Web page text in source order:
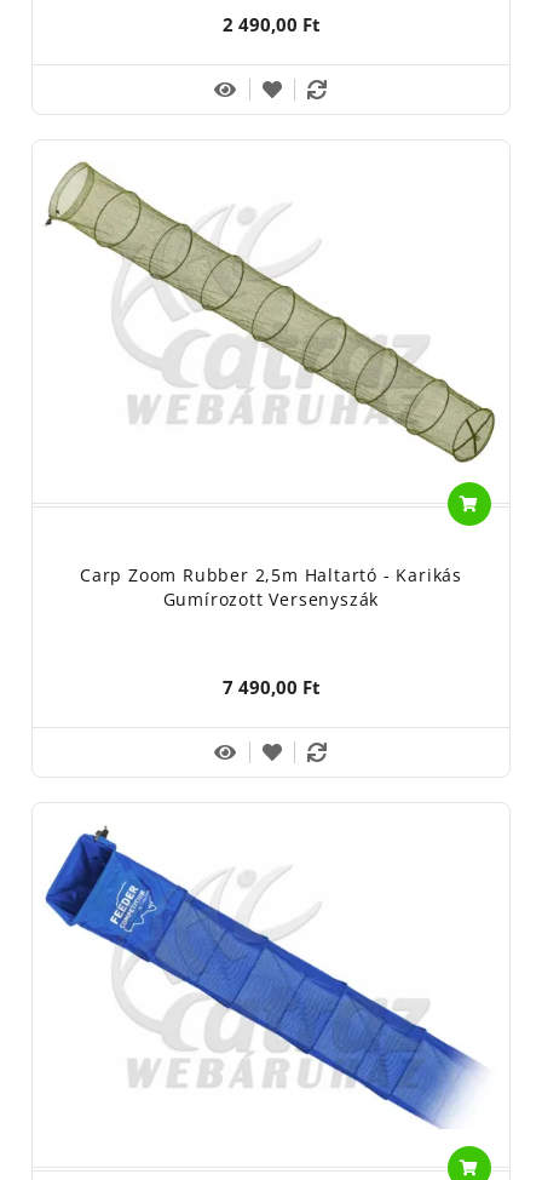
2 490,00 Ft
Carp Zoom Rubber 2,5m Haltartó - Karikás
Gumírozott Versenyszák
7 490,00 Ft